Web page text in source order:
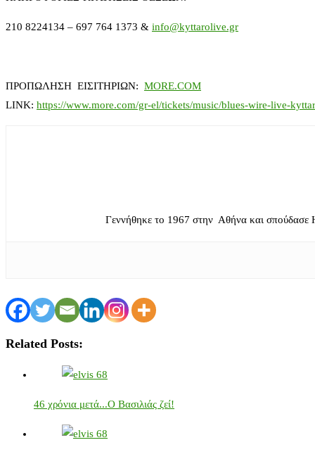
210 8224134 – 697 764 1373 & info@kyttarolive.gr
ΠΡΟΠΩΛΗΣΗ ΕΙΣΙΤΗΡΙΩΝ: MORE.COM
LINK: https://www.more.com/gr-el/tickets/music/blues-wire-live-
Γεννήθηκε το 1967 στην Αθήνα και σπούδασε
Related Posts:
46 χρόνια μετά...Ο Βασιλιάς ζεί!